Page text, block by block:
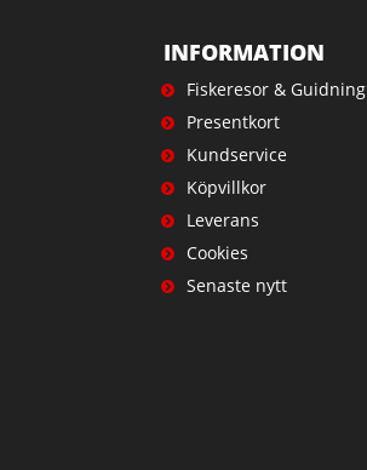
INFORMATION
Fiskeresor & Guidning
Presentkort
Kundservice
Köpvillkor
Leverans
Cookies
Senaste nytt